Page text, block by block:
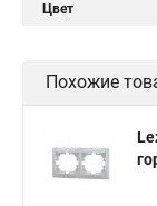
Цвет
Похожие